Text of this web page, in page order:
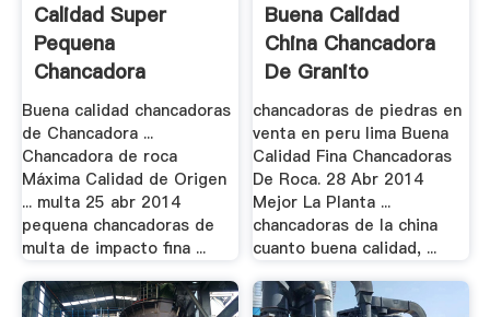
Calidad Super
Pequena
Chancadora
Deimpacto
Buena calidad chancadoras
de Chancadora ...
Chancadora de roca
Máxima Calidad de Origen
... multa 25 abr 2014
pequena chancadoras de
multa de impacto fina ...
Buena Calidad
China Chancadora
De Granito
chancadoras de piedras en
venta en peru lima Buena
Calidad Fina Chancadoras
De Roca. 28 Abr 2014
Mejor La Planta ...
chancadoras de la china
cuanto buena calidad, ...